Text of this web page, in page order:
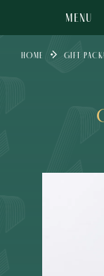
MENU
HOME GIFT